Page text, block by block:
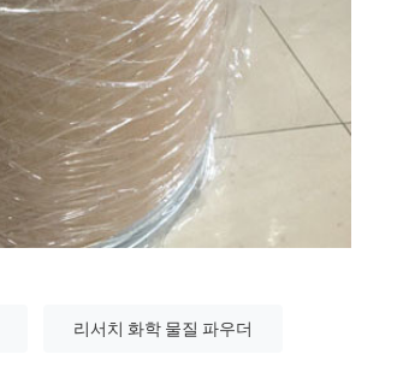
리서치 화학 물질 파우더